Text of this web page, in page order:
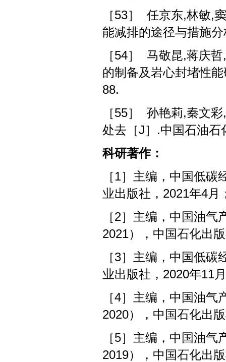
［53］ 任京东,林敏,
能减排的途径与措施
［54］ 马敬昆,蒋庆
的制备及岩心封堵性
88.
［55］ 孙艳莉,秦文
处去［J］.中国石油石
科研著作：
［1］主编，中国低
业出版社，2021年4月
［2］主编，中国油
2021），中国石化出
［3］主编，中国低
业出版社，2020年11
［4］主编，中国油
2020），中国石化出
［5］主编，中国油
2019），中国石化出